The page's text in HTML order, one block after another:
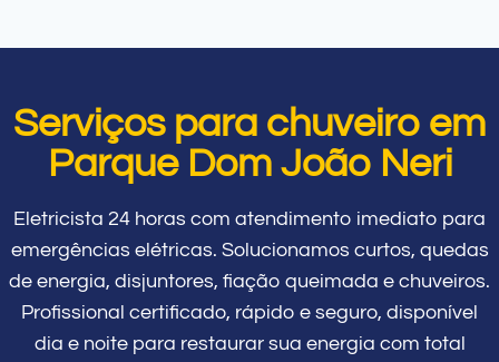
Serviços para chuveiro em
Parque Dom João Neri
Eletricista 24 horas com atendimento imediato para
emergências elétricas. Solucionamos curtos, quedas
de energia, disjuntores, fiação queimada e chuveiros.
Profissional certificado, rápido e seguro, disponível
dia e noite para restaurar sua energia com total